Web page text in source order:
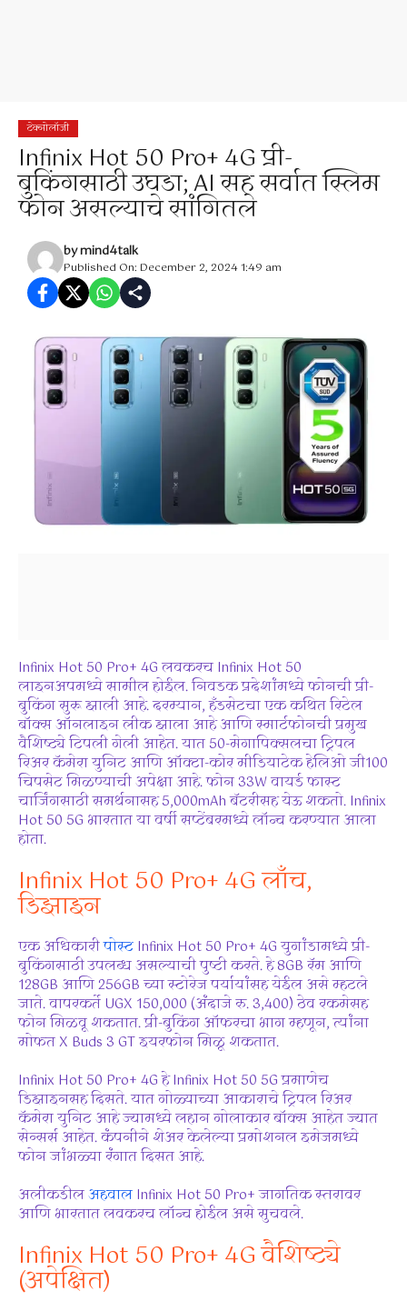
टेक्नोलॉजी
Infinix Hot 50 Pro+ 4G प्री-
बुकिंगसाठी उघडा; AI सह सर्वात स्लिम
फोन असल्याचे सांगितले
bymind4talk
Published On: December 2, 2024 1:49 am
Infinix Hot 50 Pro+ 4G लवकरच Infinix Hot 50
लाइनअपमध्ये सामील होईल. निवडक प्रदेशांमध्ये फोनची प्री-
बुकिंग सुरू झाली आहे. दरम्यान, हँडसेटचा एक कथित रिटेल
बॉक्स ऑनलाइन लीक झाला आहे आणि स्मार्टफोनची प्रमुख
वैशिष्ट्ये टिपली गेली आहेत. यात 50-मेगापिक्सलचा ट्रिपल
रिअर कॅमेरा युनिट आणि ऑक्टा-कोर मीडियाटेक हेलिओ जी100
चिपसेट मिळण्याची अपेक्षा आहे. फोन 33W वायर्ड फास्ट
चार्जिंगसाठी समर्थनासह 5,000mAh बॅटरीसह येऊ शकतो. Infinix
Hot 50 5G भारतात या वर्षी सप्टेंबरमध्ये लॉन्च करण्यात आला
होता.
Infinix Hot 50 Pro+ 4G लाँच,
डिझाइन
एक अधिकारीपोस्ट Infinix Hot 50 Pro+ 4G युगांडामध्ये प्री-
बुकिंगसाठी उपलब्ध असल्याची पुष्टी करते. हे 8GB रॅम आणि
128GB आणि 256GB च्या स्टोरेज पर्यायांसह येईल असे म्हटले
जाते. वापरकर्ते UGX 150,000 (अंदाजे रु. 3,400) ठेव रकमेसह
फोन मिळवू शकतात. प्री-बुकिंग ऑफरचा भाग म्हणून, त्यांना
मोफत X Buds 3 GT इयरफोन मिळू शकतात.
Infinix Hot 50 Pro+ 4G हे Infinix Hot 50 5G प्रमाणेच
डिझाइनसह दिसते. यात गोळ्याच्या आकाराचे ट्रिपल रिअर
कॅमेरा युनिट आहे ज्यामध्ये लहान गोलाकार बॉक्स आहेत ज्यात
सेन्सर्स आहेत. कंपनीने शेअर केलेल्या प्रमोशनल इमेजमध्ये
फोन जांभळ्या रंगात दिसत आहे.
अलीकडीलअहवाल Infinix Hot 50 Pro+ जागतिक स्तरावर
आणि भारतात लवकरच लॉन्च होईल असे सुचवले.
Infinix Hot 50 Pro+ 4G वैशिष्ट्ये
(अपेक्षित)